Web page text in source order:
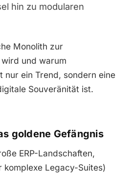
hin zu modularen
Monolith zur
und warum
nur ein Trend, sondern eine
Souveränität ist.
goldene Gefängnis
ERP-Landschaften,
komplexe Legacy-Suites)